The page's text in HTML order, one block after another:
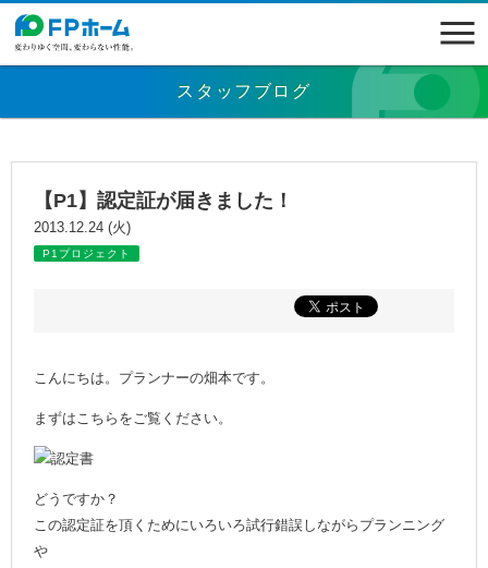
スタッフブログ
【P1】認定証が届きました！
2013.12.24 (火)
P1プロジェクト
こんにちは。プランナーの畑本です。
まずはこちらをご覧ください。
どうですか？
この認定証を頂くためにいろいろ試行錯誤しながらプランニング
や